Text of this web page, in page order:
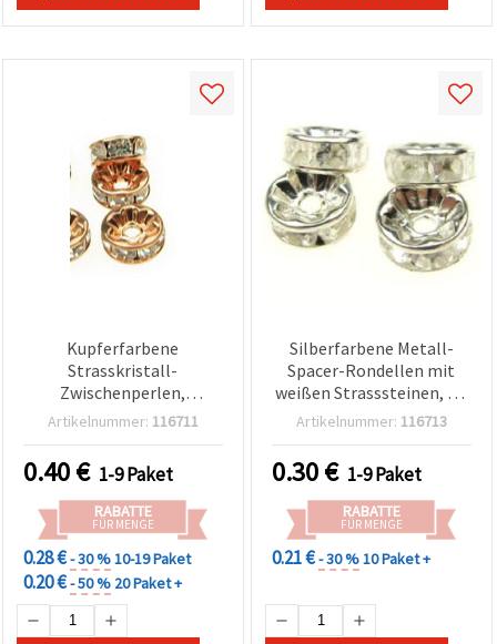
Kupferfarbene
Strasskristall-
Zwischenperlen,
Rondelle/Scheibe
1,5 mm – für Armbänder &
Halsketten, DIY-
Schmuckherstellung
Artikelnummer: 116711
0.40€ 1-9 Paket
RABATTE
FÜR MENGE
0.28 €- 30 %10-19 Paket
0.20 €- 50 % 20 Paket +
Silberfarbene Metall-
Spacer-Rondellen mit
weißen Strasssteinen, 8 x
3,5 mm, Loch 1,5 mm,
Artikelnummer: 116713
0.30€ 1-9 Paket
RABATTE
FÜR MENGE
0.21 €- 30 %10 Paket +